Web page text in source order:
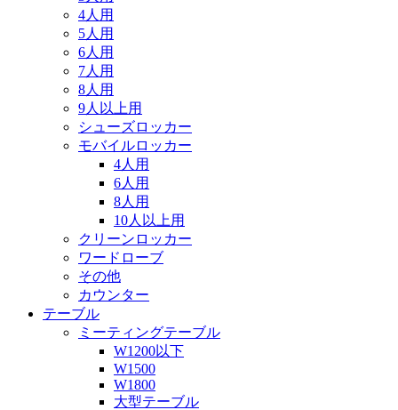
4人用
5人用
6人用
7人用
8人用
9人以上用
シューズロッカー
モバイルロッカー
4人用
6人用
8人用
10人以上用
クリーンロッカー
ワードローブ
その他
カウンター
テーブル
ミーティングテーブル
W1200以下
W1500
W1800
大型テーブル